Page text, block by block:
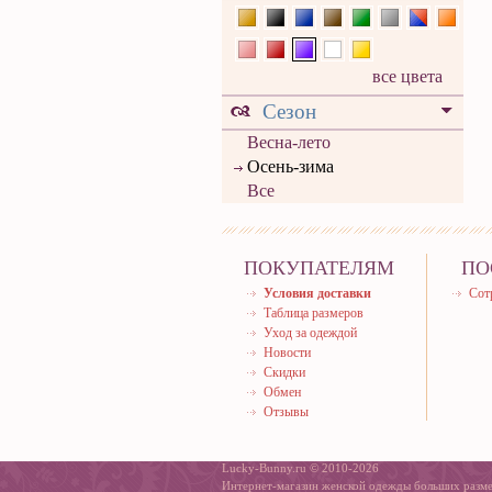
все цвета
Сезон
Весна-лето
Осень-зима
Все
ПОКУПАТЕЛЯМ
Условия доставки
Таблица размеров
Уход за одеждой
Новости
Скидки
Обмен
Отзывы
Lucky-Bunny.ru © 2010-2026
Интернет-магазин женской одежды больших